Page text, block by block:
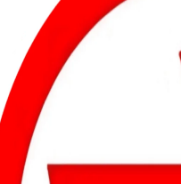
दर्रीघाट स्टॉप डेम के